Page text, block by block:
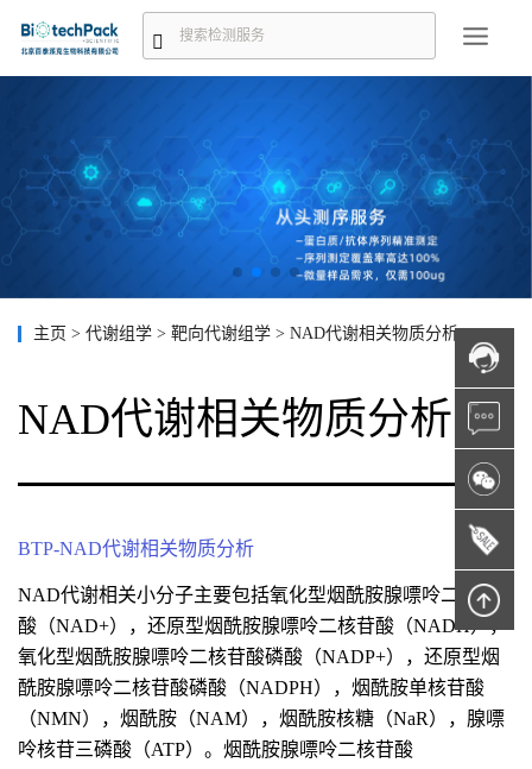
主页 > 代谢组学 > 靶向代谢组学 > NAD代谢相关物质分析
NAD代谢相关物质分析
BTP-NAD代谢相关物质分析
NAD代谢相关小分子主要包括氧化型烟酰胺腺嘌呤二核苷
酸（NAD+），还原型烟酰胺腺嘌呤二核苷酸（NADH），
氧化型烟酰胺腺嘌呤二核苷酸磷酸（NADP+），还原型烟
酰胺腺嘌呤二核苷酸磷酸（NADPH），烟酰胺单核苷酸
（NMN），烟酰胺（NAM），烟酰胺核糖（NaR），腺嘌
呤核苷三磷酸（ATP）。烟酰胺腺嘌呤二核苷酸